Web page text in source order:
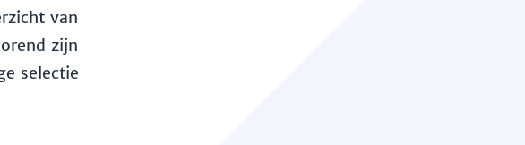
van
zijn
selectie